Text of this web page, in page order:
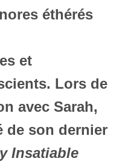
éthérés
et
Lors de
avec Sarah,
de son dernier
Insatiable